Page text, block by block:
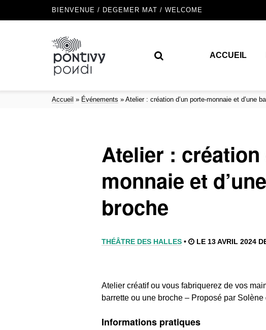
BIENVENUE / DEGEMER MAT / WELCOME
ACCUEIL
Accueil » Événements » Atelier : création d’un porte-monnaie et d’une
Atelier : création
monnaie et
broche
THÉÂTRE DES HALLES• LE 13 AVRIL 2024
Atelier créatif ou vous fabriquerez de vos
barrette ou une broche – Proposé par
Informations pratiques